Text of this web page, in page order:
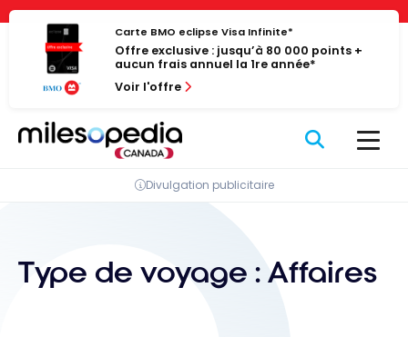
Panneau de gestion des cookies
Passer
contenu
Carte BMO eclipse Visa Infinite*
Offre exclusive : jusqu’à 80 000 points +
aucun frais annuel la 1re année*
Voir l'offre
Divulgation publicitaire
Type de voyage : Affaires